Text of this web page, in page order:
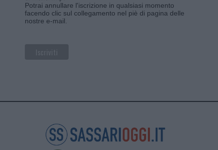
Potrai annullare l'iscrizione in qualsiasi momento
facendo clic sul collegamento nel piè di pagina delle
nostre e-mail.